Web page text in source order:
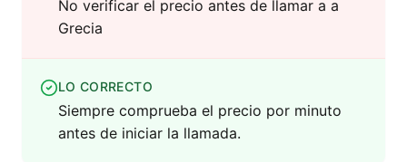
No verificar el precio antes de llamar a a
Grecia
LO CORRECTO
Siempre comprueba el precio por minuto
antes de iniciar la llamada.